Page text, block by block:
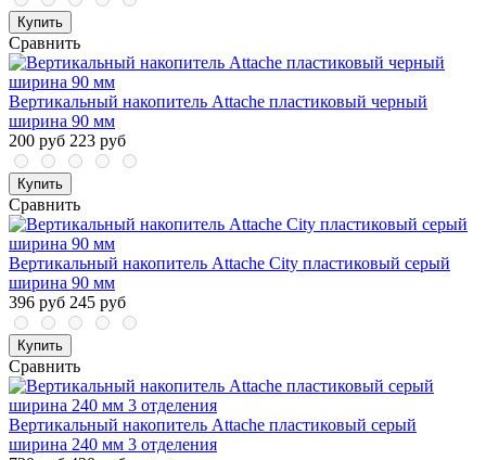
Купить
Сравнить
Вертикальный накопитель Attache пластиковый черный
ширина 90 мм
200 руб 223 руб
Купить
Сравнить
Вертикальный накопитель Attache City пластиковый серый
ширина 90 мм
396 руб 245 руб
Купить
Сравнить
Вертикальный накопитель Attache пластиковый серый
ширина 240 мм 3 отделения